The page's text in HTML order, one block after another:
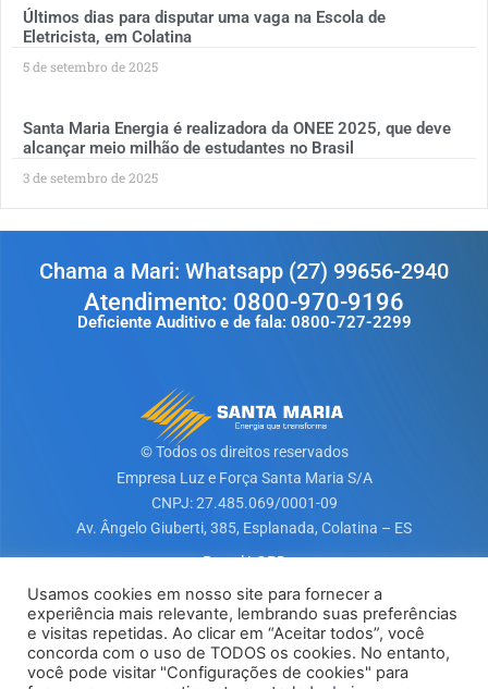
Últimos dias para disputar uma vaga na Escola de
Eletricista, em Colatina
5 de setembro de 2025
Santa Maria Energia é realizadora da ONEE 2025, que deve
alcançar meio milhão de estudantes no Brasil
3 de setembro de 2025
Chama a Mari: Whatsapp (27) 99656-2940
Atendimento: 0800-970-9196
Deficiente Auditivo e de fala: 0800-727-2299
© Todos os direitos reservados
Empresa Luz e Força Santa Maria S/A​
CNPJ: 27.485.069/0001-09
Av. Ângelo Giuberti, 385, Esplanada, Colatina – ES
Portal LGPD
Baixe nosso App
Usamos cookies em nosso site para fornecer a
experiência mais relevante, lembrando suas preferências
e visitas repetidas. Ao clicar em “Aceitar todos”, você
concorda com o uso de TODOS os cookies. No entanto,
você pode visitar "Configurações de cookies" para